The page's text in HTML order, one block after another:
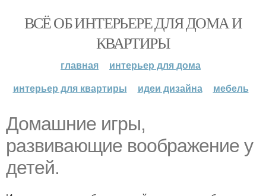
ВСЁ ОБ ИНТЕРЬЕРЕ ДЛЯ ДОМА И
КВАРТИРЫ
главная
интерьер для дома
интерьер для квартиры
идеи дизайна мебель
Домашние игры,
развивающие воображение у
детей.